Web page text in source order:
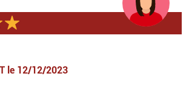
le 12/12/2023